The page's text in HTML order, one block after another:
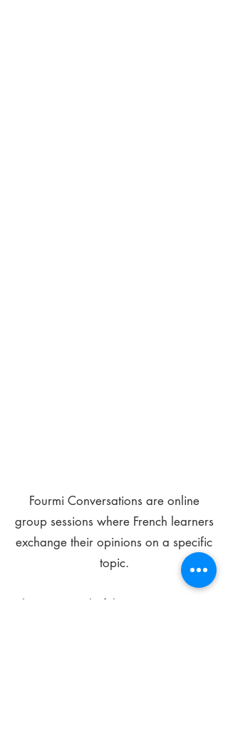
Fourmi Conversations are online
group sessions where French learners
exchange their opinions on a specific
topic.
The main goal of these meetings is to